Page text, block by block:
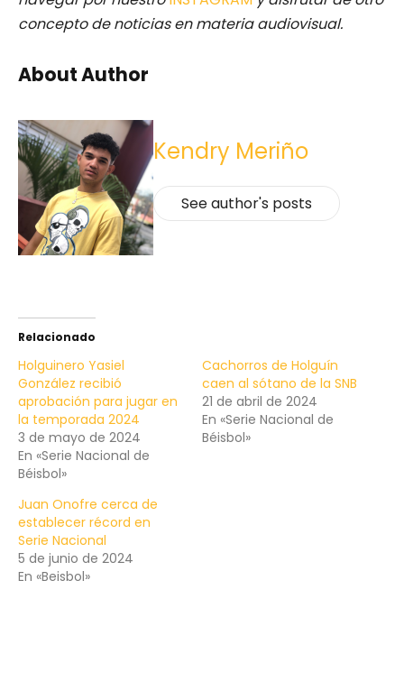
concepto de noticias en materia audiovisual.
About Author
Kendry Meriño
See author's posts
Relacionado
Holguinero Yasiel
González recibió
aprobación para jugar en
la temporada 2024
3 de mayo de 2024
En «Serie Nacional de
Béisbol»
Cachorros de Holguín
caen al sótano de la SNB
21 de abril de 2024
En «Serie Nacional de
Béisbol»
Juan Onofre cerca de
establecer récord en
Serie Nacional
5 de junio de 2024
En «Beisbol»